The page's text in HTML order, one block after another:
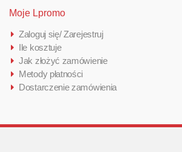
Moje Lpromo
Zaloguj się/ Zarejestruj
Ile kosztuje
Jak złożyć zamówienie
Metody płatności
Dostarczenie zamówienia